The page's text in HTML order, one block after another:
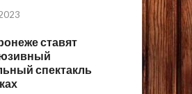
ставят
спектакль